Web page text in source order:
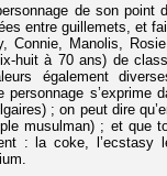
de son point
entre guillemets, et
Connie, Manolis,
huit à 70 ans) de
également
personnage s’exprime
; on peut dire
musulman) ; et que
: la coke,